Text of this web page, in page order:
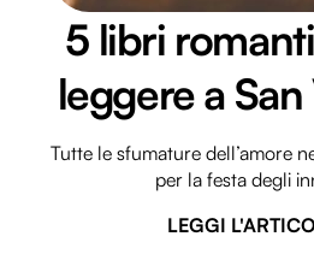
5 libri
leggere a
Tutte le sfumature dell’amore
per la festa degli
LEGGI